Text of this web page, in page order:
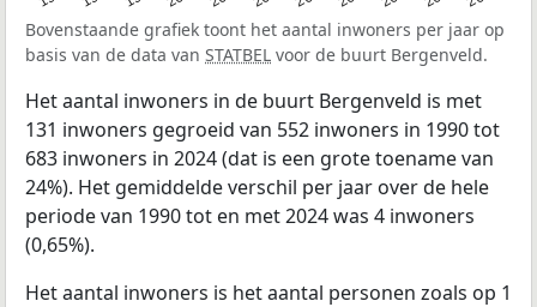
Bovenstaande grafiek toont het aantal inwoners per jaar op
basis van de data van STATBEL voor de buurt Bergenveld.
Het aantal inwoners in de buurt Bergenveld is met
131 inwoners gegroeid van 552 inwoners in 1990 tot
683 inwoners in 2024 (dat is een grote toename van
24%). Het gemiddelde verschil per jaar over de hele
periode van 1990 tot en met 2024 was 4 inwoners
(0,65%).
Het aantal inwoners is het aantal personen zoals op 1